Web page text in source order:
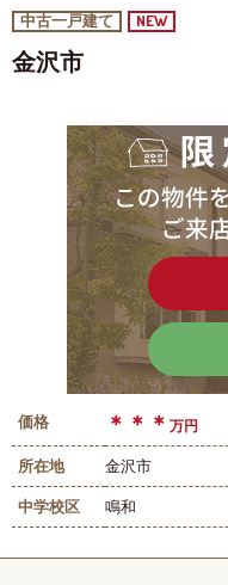
中古一戸建て NEW
金沢市
価格 ＊＊＊ 万円
所在地 金沢市
中学校区 鳴和